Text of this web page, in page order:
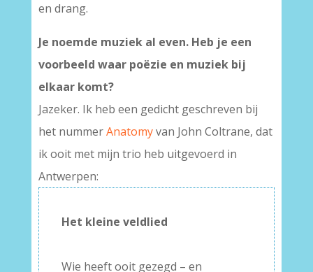
en drang.
Je noemde muziek al even. Heb je een
voorbeeld waar poëzie en muziek bij
elkaar komt?
Jazeker. Ik heb een gedicht geschreven bij
het nummerAnatomyvan John Coltrane, dat
ik ooit met mijn trio heb uitgevoerd in
Antwerpen:
Het kleine veldlied
Wie heeft ooit gezegd – en